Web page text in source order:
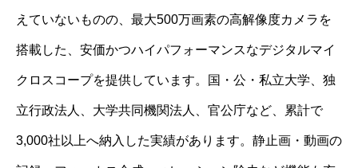
えていないものの、最大500万画素の高解像度カメラを
搭載した、安価かつハイパフォーマンスなデジタルマイ
クロスコープを提供しています。国・公・私立大学、独
立行政法人、大学共同機関法人、官公庁など、累計で
3,000社以上へ納入した実績があります。静止画・動画の